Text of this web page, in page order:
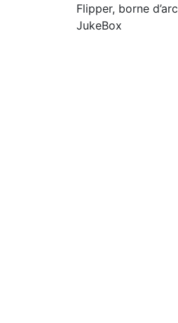
Flipper, borne
JukeBox